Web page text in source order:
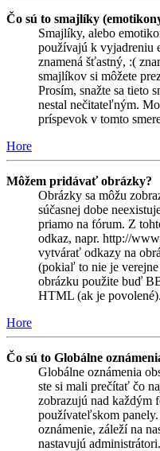
Čo sú to smajlíky
Smajlíky, alebo
používajú k vyjadreniu
znamená šťastný, :(
smajlíkov si môžete
Prosím, snažte sa tieto
nestal nečitateľným.
príspevok v tomto
Hore
Môžem pridávať obrázky?
Obrázky sa môžu
súčasnej dobe
priamo na fórum. Z
odkaz, napr. http://
vytvárať odkazy na
(pokiaľ to nie je
obrázku použite buď
HTML (ak je povolené).
Hore
Čo sú to Globálne
Globálne oznámenia
ste si mali prečítať čo
zobrazujú nad každým
používateľskom
oznámenie, záleží na
nastavujú administrátori.